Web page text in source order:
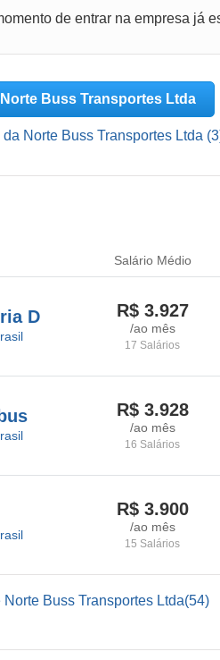
Buss Transportes Ltda
Norte Buss Transportes Ltda
Salário Médio
D R$ 3.927
/ao mês
17 Salários
R$ 3.928
/ao mês
16 Salários
R$ 3.900
/ao mês
15 Salários
Buss Transportes Ltda(54)